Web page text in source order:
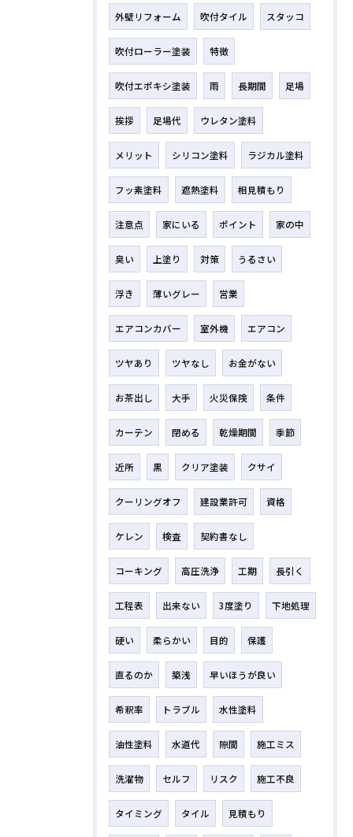
外壁リフォーム 吹付タイル スタッコ
吹付ローラー塗装 特徴
吹付エポキシ塗装 雨 長期間 足場
挨拶 足場代 ウレタン塗料
メリット シリコン塗料 ラジカル塗料
フッ素塗料 遮熱塗料 相見積もり
注意点 家にいる ポイント 家の中
臭い 上塗り 対策 うるさい
浮き 薄いグレー 営業
エアコンカバー 室外機 エアコン
ツヤあり ツヤなし お金がない
お茶出し 大手 火災保険 条件
カーテン 閉める 乾燥期間 季節
近所 黒 クリア塗装 クサイ
クーリングオフ 建設業許可 資格
ケレン 検査 契約書なし
コーキング 高圧洗浄 工期 長引く
工程表 出来ない 3度塗り 下地処理
硬い 柔らかい 目的 保護
直るのか 築浅 早いほうが良い
希釈率 トラブル 水性塗料
油性塗料 水道代 隙間 施工ミス
洗濯物 セルフ リスク 施工不良
タイミング タイル 見積もり